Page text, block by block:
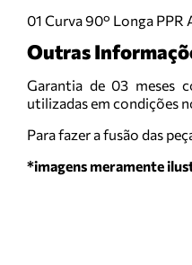
01 Curva 90° Longa PPR
Outras
Garantia de 03 meses
utilizadas em condições
Para fazer a fusão das
*imagens meramente